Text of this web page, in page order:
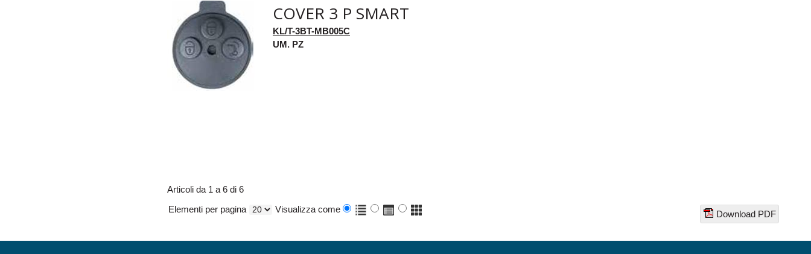
COVER 3 P SMART
KL/T-3BT-MB005C
UM. PZ
Articoli da 1 a 6 di 6
Elementi per pagina
Visualizza come Download PDF